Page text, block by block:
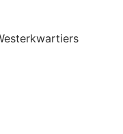
t Westerkwartiers